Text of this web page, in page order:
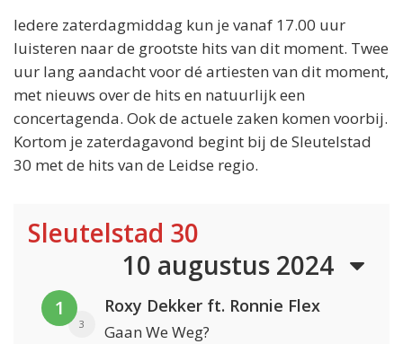
Iedere zaterdagmiddag kun je vanaf 17.00 uur
luisteren naar de grootste hits van dit moment. Twee
uur lang aandacht voor dé artiesten van dit moment,
met nieuws over de hits en natuurlijk een
concertagenda. Ook de actuele zaken komen voorbij.
Kortom je zaterdagavond begint bij de Sleutelstad
30 met de hits van de Leidse regio.
Sleutelstad 30
10 augustus 2024
1
3
Roxy Dekker ft. Ronnie Flex
Gaan We Weg?